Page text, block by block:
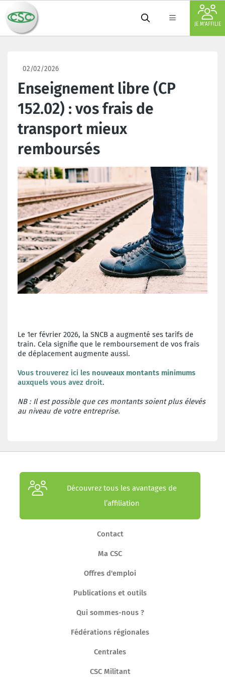
JE M'AFFILIE
02/02/2026
Enseignement libre (CP
152.02) : vos frais de
transport mieux
remboursés
Le 1er février 2026, la SNCB a augmenté ses tarifs de
train. Cela signifie que le remboursement de vos frais
de déplacement augmente aussi.
Vous trouverez ici les nouveaux montants minimums
auxquels vous avez droit.
NB : Il est possible que ces montants soient plus élevés
au niveau de votre entreprise.
Découvrez tous les avantages de
l’affiliation
Contact
Ma CSC
Offres d'emploi
Publications et outils
Qui sommes-nous ?
Fédérations régionales
Centrales
CSC Militant